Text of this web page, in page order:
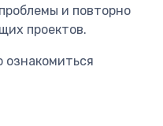
и повторно
проектов.